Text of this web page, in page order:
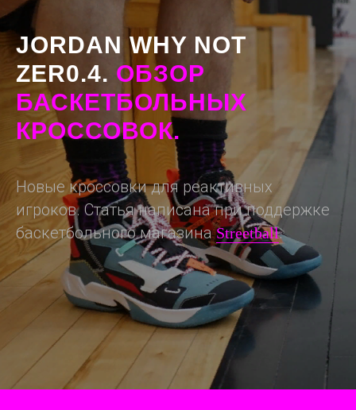
JORDAN WHY NOT
ZER0.4. ОБЗОР
БАСКЕТБОЛЬНЫХ
КРОССОВОК.
Новые кроссовки для реактивных
игроков. Статья написана при поддержке
баскетбольного магазинаStreetball.